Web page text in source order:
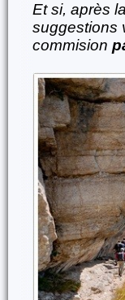
Et si, après
suggestions
commision